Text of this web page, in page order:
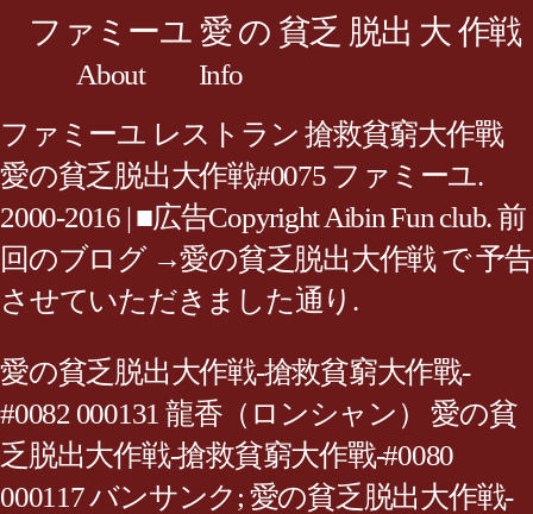
ファミーユ 愛 の 貧乏 脱出 大 作戦
About
Info
ファミーユ レストラン 搶救貧窮大作戰
愛の貧乏脱出大作戦#0075 ファミーユ.
2000-2016 | ■広告Copyright Aibin Fun club. 前
回のブログ →愛の貧乏脱出大作戦 で 予告
させていただきました通り.
愛の貧乏脱出大作戦-搶救貧窮大作戰-
#0082 000131 龍香（ロンシャン） 愛の貧
乏脱出大作戦-搶救貧窮大作戰-#0080
000117 バンサンク; 愛の貧乏脱出大作戦-